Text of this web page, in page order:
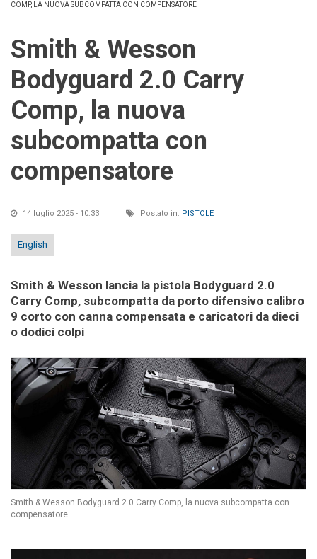
COMP, LA NUOVA SUBCOMPATTA CON COMPENSATORE
Smith & Wesson
Bodyguard 2.0 Carry
Comp, la nuova
subcompatta con
compensatore
14 luglio 2025 - 10:33 Postato in: PISTOLE
English
Smith & Wesson lancia la pistola Bodyguard 2.0
Carry Comp, subcompatta da porto difensivo calibro
9 corto con canna compensata e caricatori da dieci
o dodici colpi
Smith & Wesson Bodyguard 2.0 Carry Comp, la nuova subcompatta con
compensatore